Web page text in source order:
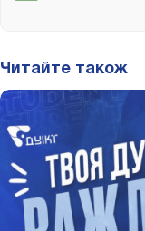
Читайте також